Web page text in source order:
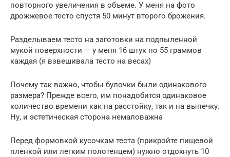
повторного увеличения в объеме. У меня на фото
дрожжевое тесто спустя 50 минут второго брожения.
Разделываем тесто на заготовки на подпыленной
мукой поверхности — у меня 16 штук по 55 граммов
каждая (я взвешивала тесто на весах)
Почему так важно, чтобы булочки были одинакового
размера? Прежде всего, им понадобится одинаковое
количество времени как на расстойку, так и на выпечку.
Ну, и эстетическая сторона немаловажна
Перед формовкой кусочкам теста (прикройте пищевой
пленкой или легким полотенцем) нужно отдохнуть 10